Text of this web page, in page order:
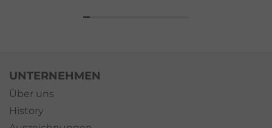
UNTERNEHMEN
Über uns
History